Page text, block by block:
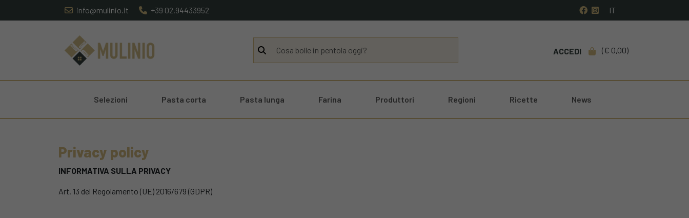
info@mulinio.it +39 02.94433952 IT
ACCEDI 0,00
Selezioni Pasta corta Pasta lunga Farina Produttori Regioni Ricette News
Privacy policy
INFORMATIVA SULLA PRIVACY
Art. 13 del Regolamento (UE) 2016/679 (GDPR)